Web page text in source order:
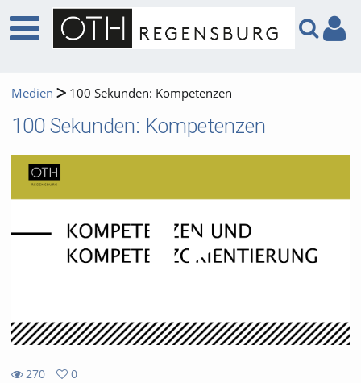
Medien 100 Sekunden: Kompetenzen
100 Sekunden: Kompetenzen
270
0